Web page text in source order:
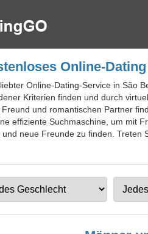
Online-
Online-Dating-Service in São
Kriterien finden und durch
und romantischen Partner
effiziente Suchmaschine, um mit
neue Freunde zu finden. Treten